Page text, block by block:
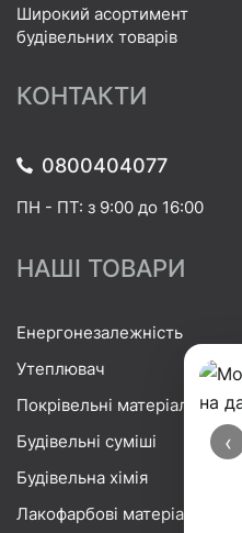
‹
Широкий асортимент
будівельних товарів
КОНТАКТИ
0800404077
ПН - ПТ: з 9:00 до 16:00
НАШІ ТОВАРИ
Енергонезалежність
Утеплювач
Покрівельні матеріали
Будівельні суміші
Будівельна хімія
Лакофарбові матеріали